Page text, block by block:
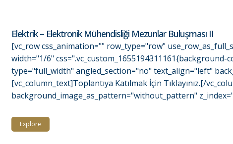
Elektrik – Elektronik Mühendisliği Mezunlar Buluşması II
[vc_row css_animation="" row_type="row"
width="1/6"
type="full_width" angled_section="no" text_align="left"
[vc_column_text]Toplantıya Katılmak İçin Tıklayınız.[/
background_image_as_pattern="without_pattern"
Explore